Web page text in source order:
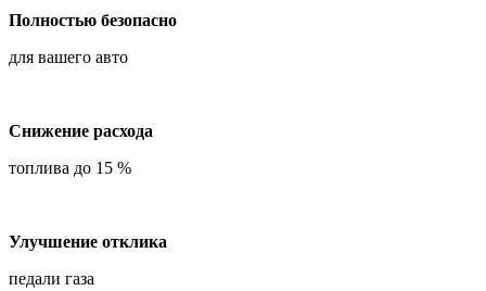
Полностью безопасно
для вашего авто
Снижение расхода
топлива до 15 %
Улучшение отклика
педали газа